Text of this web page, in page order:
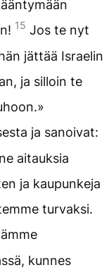
15 Jos te nyt
jättää Israelin
ja silloin te
ja sanoivat:
aitauksia
ja kaupunkeja
turvaksi.
kunnes